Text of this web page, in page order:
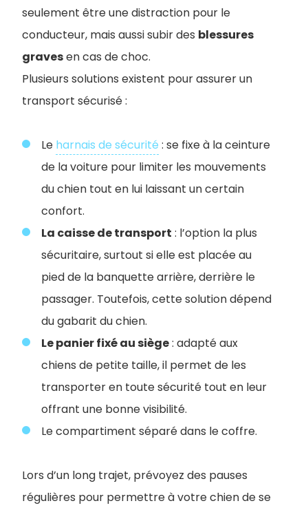
seulement être une distraction pour le
conducteur, mais aussi subir des blessures
gravesen cas de choc.
Plusieurs solutions existent pour assurer un
transport sécurisé :
Le harnais de sécurité : se fixe à la ceinture
de la voiture pour limiter les mouvements
du chien tout en lui laissant un certain
confort.
La caisse de transport : l’option la plus
sécuritaire, surtout si elle est placée au
pied de la banquette arrière, derrière le
passager. Toutefois, cette solution dépend
du gabarit du chien.
Le panier fixé au siège: adapté aux
chiens de petite taille, il permet de les
transporter en toute sécurité tout en leur
offrant une bonne visibilité.
Le compartiment séparé dans le coffre.
Lors d’un long trajet, prévoyez des pauses
régulières pour permettre à votre chien de se